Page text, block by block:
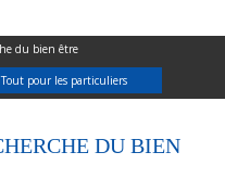
du bien être
Tout pour les particuliers
DU BIEN